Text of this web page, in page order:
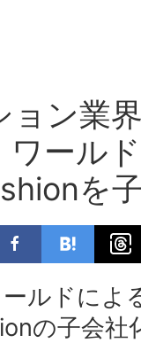
ョン業
ワール
を
ルドによ
の子会社